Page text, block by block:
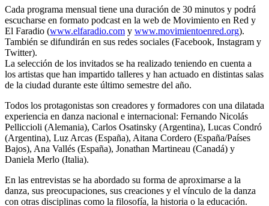
Cada programa mensual tiene una duración de 30 minutos y podrá
escucharse en formato podcast en la web de Movimiento en Red y
El Faradio (www.elfaradio.com y www.movimientoenred.org).
También se difundirán en sus redes sociales (Facebook, Instagram y
Twitter).
La selección de los invitados se ha realizado teniendo en cuenta a
los artistas que han impartido talleres y han actuado en distintas salas
de la ciudad durante este último semestre del año.
Todos los protagonistas son creadores y formadores con una dilatada
experiencia en danza nacional e internacional: Fernando Nicolás
Pelliccioli (Alemania), Carlos Osatinsky (Argentina), Lucas Condró
(Argentina), Luz Arcas (España), Aitana Cordero (España/Países
Bajos), Ana Vallés (España), Jonathan Martineau (Canadá) y
Daniela Merlo (Italia).
En las entrevistas se ha abordado su forma de aproximarse a la
danza, sus preocupaciones, sus creaciones y el vínculo de la danza
con otras disciplinas como la filosofía, la historia o la educación.